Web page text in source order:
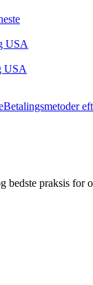
USA
USA
Betalingsmetoder
bedste praksis for